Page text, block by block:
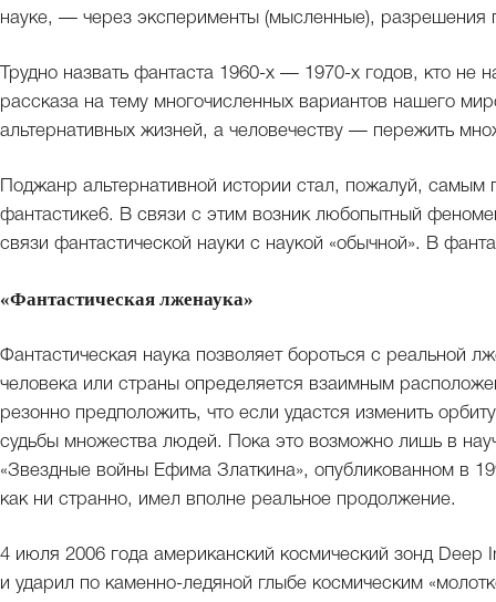
науке, — через эксперименты (мысленные), разрешения
Трудно назвать фантаста 1960-х — 1970-х годов, кто не
рассказа на тему многочисленных вариантов нашего
альтернативных жизней, а человечеству — пережить
Поджанр альтернативной истории стал, пожалуй,
фантастике6. В связи с этим возник любопытный
связи фантастической науки с наукой «обычной». В
«Фантастическая лженаука»
Фантастическая наука позволяет бороться с реальной
человека или страны определяется взаимным
резонно предположить, что если удастся изменить
судьбы множества людей. Пока это возможно лишь в
«Звездные войны Ефима Златкина», опубликованном в
как ни странно, имел вполне реальное продолжение.
4 июля 2006 года американский космический зонд Deep
и ударил по каменно-ледяной глыбе космическим